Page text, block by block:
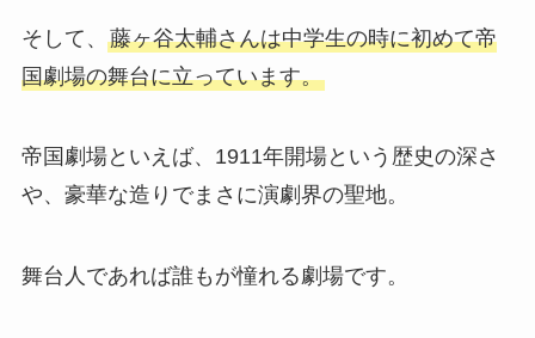
そして、 藤ヶ谷太輔さんは中学生の時に初めて帝
国劇場の舞台に立っています。
帝国劇場といえば、1911年開場という歴史の深さ
や、豪華な造りでまさに演劇界の聖地。
舞台人であれば誰もが憧れる劇場です。